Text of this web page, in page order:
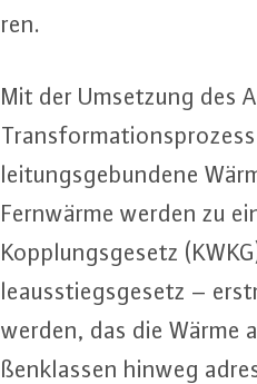
ren.
Mit der Umsetzung des
lei­tungs­ge­bun­de­ne
Fernwärme werden zu
Kopp­lungs­ge­setz
le­aus­stiegs­ge­setz –
werden, das die Wärme
ßen­klas­sen hinweg